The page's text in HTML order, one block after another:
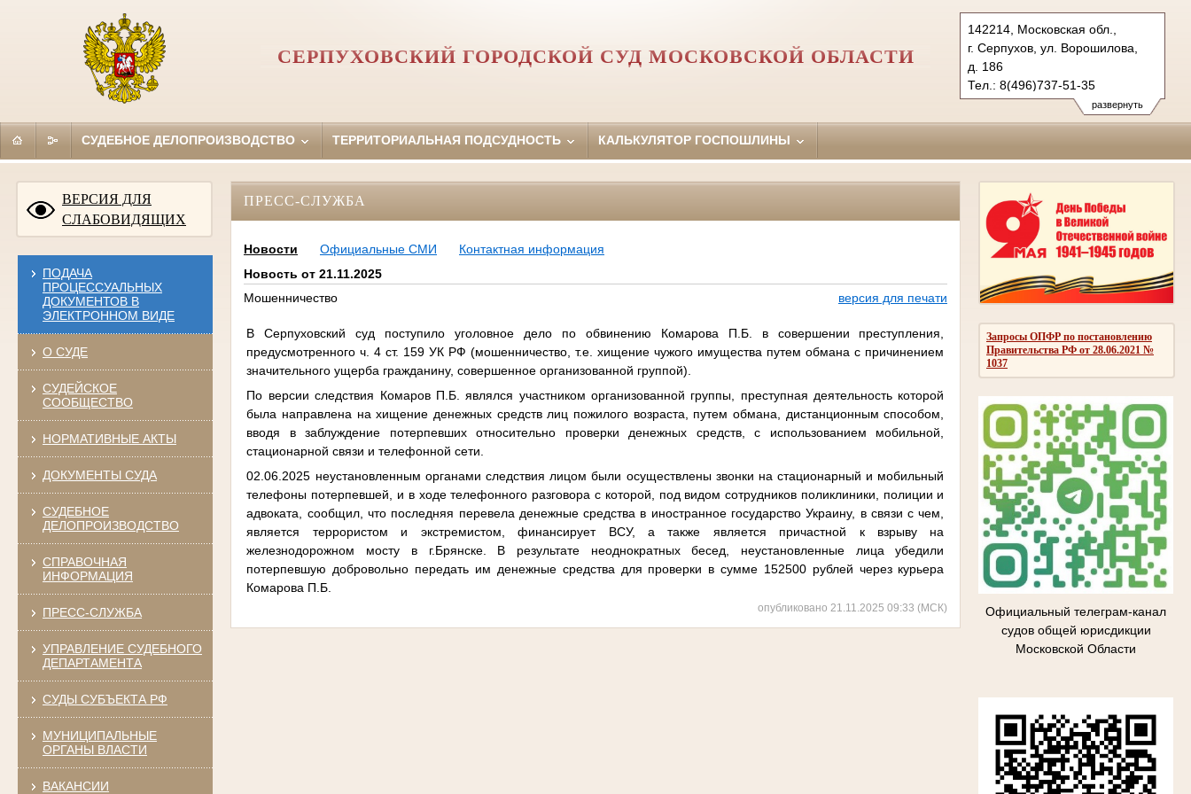
развернуть
142214, Московская обл.,
г. Серпухов, ул. Ворошилова,
д. 186
Тел.: 8(496)737-51-35
serpuhov.mo@sudrf.ru
СЕРПУХОВСКИЙ ГОРОДСКОЙ СУД МОСКОВСКОЙ ОБЛАСТИ
СУДЕБНОЕ ДЕЛОПРОИЗВОДСТВО ТЕРРИТОРИАЛЬНАЯ ПОДСУДНОСТЬ КАЛЬКУЛЯТОР ГОСПОШЛИНЫ
ВЕРСИЯ ДЛЯ
СЛАБОВИДЯЩИХ
ПОДАЧА
ПРОЦЕССУАЛЬНЫХ
ДОКУМЕНТОВ В
ЭЛЕКТРОННОМ ВИДЕ
О СУДЕ
СУДЕЙСКОЕ
СООБЩЕСТВО
НОРМАТИВНЫЕ АКТЫ
ДОКУМЕНТЫ СУДА
СУДЕБНОЕ
ДЕЛОПРОИЗВОДСТВО
СПРАВОЧНАЯ
ИНФОРМАЦИЯ
ПРЕСС-СЛУЖБА
УПРАВЛЕНИЕ СУДЕБНОГО
ДЕПАРТАМЕНТА
СУДЫ СУБЪЕКТА РФ
МУНИЦИПАЛЬНЫЕ
ОРГАНЫ ВЛАСТИ
ВАКАНСИИ
Запросы ОПФР по постановлению
Правительства РФ от 28.06.2021 №
1037
Официальный телеграм-канал
судов общей юрисдикции
Московской Области
ПРЕСС-СЛУЖБА
Новости Официальные СМИ
Контактная информация
Новость от 21.11.2025
Мошенничество
версия для печати
В Серпуховский суд поступило уголовное дело по обвинению Комарова П.Б. в совершении преступления,
предусмотренного ч. 4 ст. 159 УК РФ (мошенничество, т.е. хищение чужого имущества путем обмана с причинением
значительного ущерба гражданину, совершенное организованной группой).
По версии следствия Комаров П.Б. являлся участником организованной группы, преступная деятельность которой
была направлена на хищение денежных средств лиц пожилого возраста, путем обмана, дистанционным способом,
вводя в заблуждение потерпевших относительно проверки денежных средств, с использованием мобильной,
стационарной связи и телефонной сети.
02.06.2025 неустановленным органами следствия лицом были осуществлены звонки на стационарный и мобильный
телефоны потерпевшей, и в ходе телефонного разговора с которой, под видом сотрудников поликлиники, полиции и
адвоката, сообщил, что последняя перевела денежные средства в иностранное государство Украину, в связи с чем,
является террористом и экстремистом, финансирует ВСУ, а также является причастной к взрыву на
железнодорожном мосту в г.Брянске. В результате неоднократных бесед, неустановленные лица убедили
потерпевшую добровольно передать им денежные средства для проверки в сумме 152500 рублей через курьера
Комарова П.Б.
опубликовано 21.11.2025 09:33 (МСК)